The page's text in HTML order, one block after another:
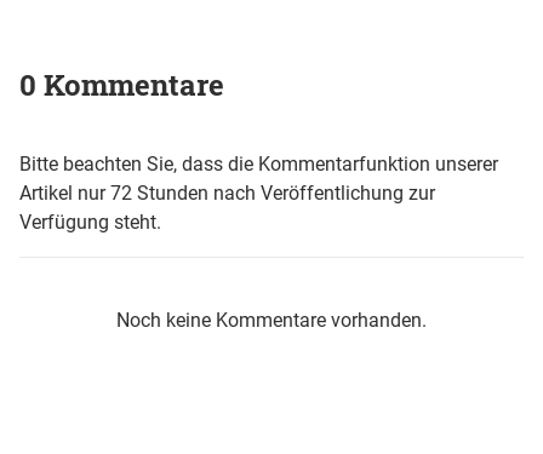
0 Kommentare
Bitte beachten Sie, dass die Kommentarfunktion unserer
Artikel nur 72 Stunden nach Veröffentlichung zur
Verfügung steht.
Noch keine Kommentare vorhanden.